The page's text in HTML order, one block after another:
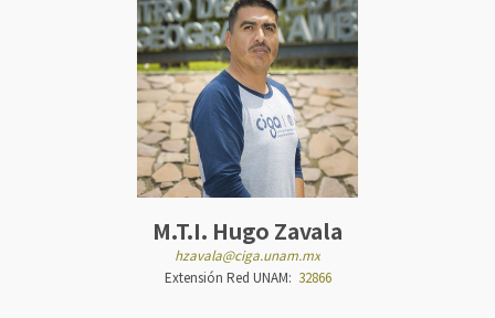
M.T.I. Hugo Zavala
hzavala@ciga.unam.mx
Extensión Red UNAM: 32866